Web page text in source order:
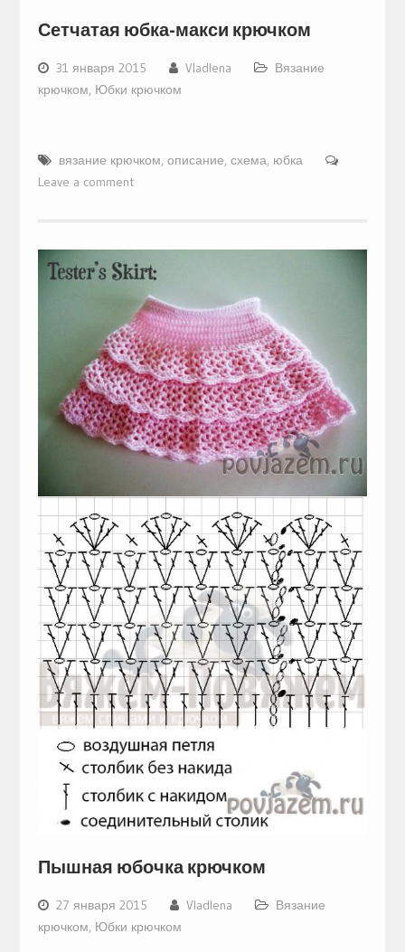
Сетчатая юбка-макси крючком
31 января 2015 Vladlena
Вязание
крючком, Юбки крючком
вязание крючком, описание, схема, юбка
Leave a comment
Пышная юбочка крючком
27 января 2015 Vladlena
Вязание
крючком, Юбки крючком